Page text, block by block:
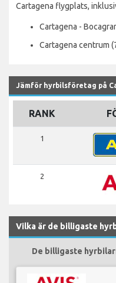
Cartagena flygplats,
Cartagena -
Cartagena centrum
Jämför hyrbilsföretag på
RANK
1
2
Vilka är de billigaste
De billigaste